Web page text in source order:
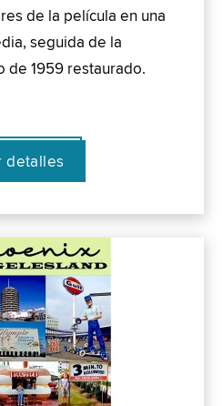
de la película en una
seguida de la
de 1959 restaurado.
detalles